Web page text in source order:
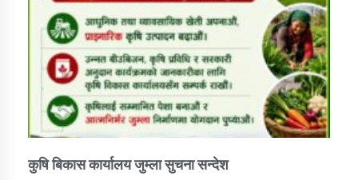
कुषि बिकास कार्यालय जुम्ला सुचना सन्देश